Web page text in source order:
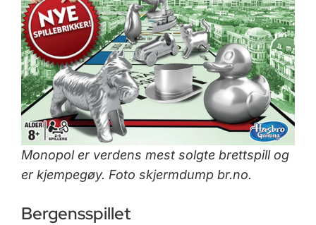
Monopol er verdens mest solgte brettspill og
er kjempegøy. Foto skjermdump br.no.
Bergensspillet